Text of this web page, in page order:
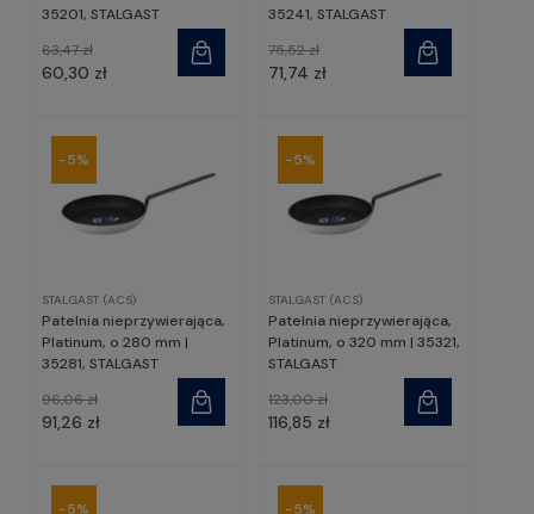
35201, STALGAST
60,30 zł
63,47 zł
35241, STALGAST
71,74 zł
75,52 zł
STALGAST (ACS)
Patelnia nieprzywierająca,
Platinum, o 280 mm |
35281, STALGAST
91,26 zł
96,06 zł
-5%
STALGAST (ACS)
Patelnia nieprzywierająca,
Platinum, o 320 mm | 35321,
STALGAST
116,85 zł
123,00 zł
-5%
-5% -5%